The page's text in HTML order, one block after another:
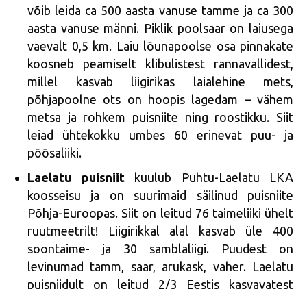
võib leida ca 500 aasta vanuse tamme ja ca 300
aasta vanuse männi. Piklik poolsaar on laiusega
vaevalt 0,5 km. Laiu lõunapoolse osa pinnakate
koosneb peamiselt klibulistest rannavallidest,
millel kasvab liigirikas laialehine mets,
põhjapoolne ots on hoopis lagedam – vähem
metsa ja rohkem puisniite ning roostikku. Siit
leiad ühtekokku umbes 60 erinevat puu- ja
põõsaliiki.
Laelatu puisniitkuulub Puhtu-Laelatu LKA
koosseisu ja on suurimaid säilinud puisniite
Põhja-Euroopas. Siit on leitud 76 taimeliiki ühelt
ruutmeetrilt! Liigirikkal alal kasvab üle 400
soontaime- ja 30 samblaliigi. Puudest on
levinumad tamm, saar, arukask, vaher. Laelatu
puisniidult on leitud 2/3 Eestis kasvavatest